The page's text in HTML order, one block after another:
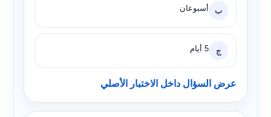
ب أسبوعان
ج 5 أيام
عرض السؤال داخل الاختبار الأصلي